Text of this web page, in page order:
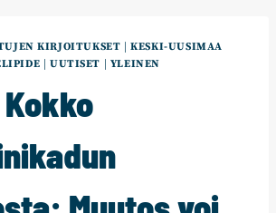
KIRJOITUKSET |KESKI-UUSIMAA
| UUTISET | YLEINEN